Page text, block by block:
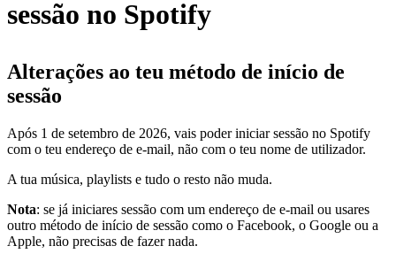
sessão no Spotify
Alterações ao teu método de início de
sessão
Após 1 de setembro de 2026, vais poder iniciar sessão no Spotify
com o teu endereço de e-mail, não com o teu nome de utilizador.
A tua música, playlists e tudo o resto não muda.
Nota: se já iniciares sessão com um endereço de e-mail ou usares
outro método de início de sessão como o Facebook, o Google ou a
Apple, não precisas de fazer nada.